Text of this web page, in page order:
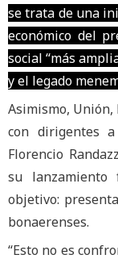
se trata de una
económico del
social “más
y el legado
Asimismo, Unión,
con dirigentes
Florencio
su
objetivo:
bonaerenses.
“Esto no es